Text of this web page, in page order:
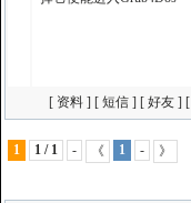
[ 资料 ] [ 短信 ] [ 好友 ] [
1 1 / 1 - 《 1 - 》